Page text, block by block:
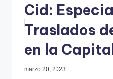
Cid:
Traslados
en la
marzo 20, 2023